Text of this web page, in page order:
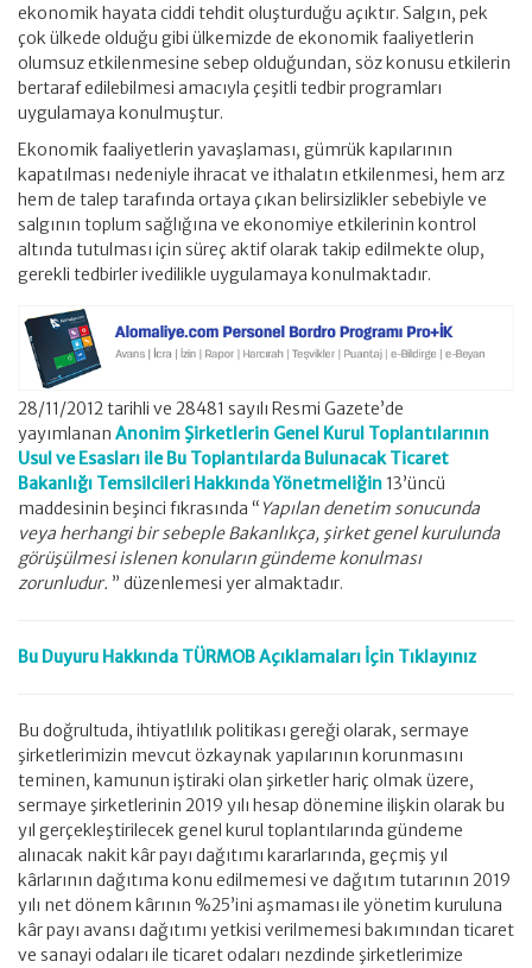
ekonomik hayata ciddi tehdit oluşturduğu açıktır. Salgın, pek
çok ülkede olduğu gibi ülkemizde de ekonomik faaliyetlerin
olumsuz etkilenmesine sebep olduğundan, söz konusu etkilerin
bertaraf edilebilmesi amacıyla çeşitli tedbir programları
uygulamaya konulmuştur.
Ekonomik faaliyetlerin yavaşlaması, gümrük kapılarının
kapatılması nedeniyle ihracat ve ithalatın etkilenmesi, hem arz
hem de talep tarafında ortaya çıkan belirsizlikler sebebiyle ve
salgının toplum sağlığına ve ekonomiye etkilerinin kontrol
altında tutulması için süreç aktif olarak takip edilmekte olup,
gerekli tedbirler ivedilikle uygulamaya konulmaktadır.
28/11/2012 tarihli ve 28481 sayılı Resmi Gazete’de
yayımlanan Anonim Şirketlerin Genel Kurul Toplantılarının
Usul ve Esasları ile Bu Toplantılarda Bulunacak Ticaret
Bakanlığı Temsilcileri Hakkında Yönetmeliğin 13’üncü
maddesinin beşinci fıkrasında “ Yapılan denetim sonucunda
veya herhangi bir sebeple Bakanlıkça, şirket genel kurulunda
görüşülmesi islenen konuların gündeme konulması
zorunludur. ” düzenlemesi yer almaktadır.
Bu Duyuru Hakkında TÜRMOB Açıklamaları İçin Tıklayınız
Bu doğrultuda, ihtiyatlılık politikası gereği olarak, sermaye
şirketlerimizin mevcut özkaynak yapılarının korunmasını
teminen, kamunun iştiraki olan şirketler hariç olmak üzere,
sermaye şirketlerinin 2019 yılı hesap dönemine ilişkin olarak bu
yıl gerçekleştirilecek genel kurul toplantılarında gündeme
alınacak nakit kâr payı dağıtımı kararlarında, geçmiş yıl
kârlarının dağıtıma konu edilmemesi ve dağıtım tutarının 2019
yılı net dönem kârının %25’ini aşmaması ile yönetim kuruluna
kâr payı avansı dağıtımı yetkisi verilmemesi bakımından ticaret
ve sanayi odaları ile ticaret odaları nezdinde şirketlerimize